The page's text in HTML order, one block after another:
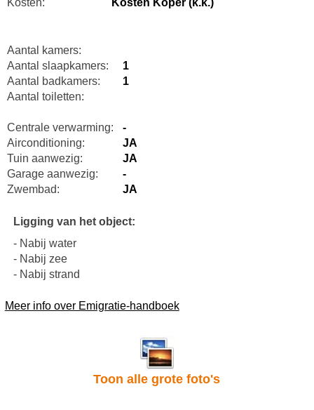
Kosten: Kosten Koper (k.k.)
Aantal kamers:
Aantal slaapkamers:
1
Aantal badkamers:
1
Aantal toiletten:
Centrale verwarming:
-
Airconditioning:
JA
Tuin aanwezig:
JA
Garage aanwezig:
-
Zwembad:
JA
Ligging van het object:
- Nabij water
- Nabij zee
- Nabij strand
Meer info over Emigratie-handboek
Toon alle grote foto's